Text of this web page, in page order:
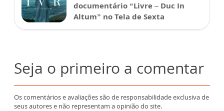
documentário “Livre – Duc In
Altum” no Tela de Sexta
Seja o primeiro a comentar
Os comentários e avaliações são de responsabilidade exclusiva de
seus autores e não representam a opinião do site.